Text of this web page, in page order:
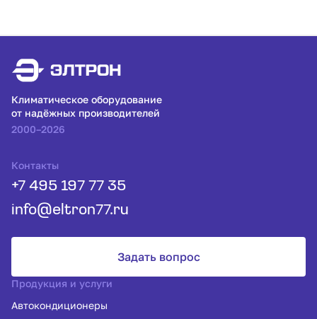
Климатическое оборудование
от надёжных производителей
2000–2026
Контакты
+7 495 197 77 35
info@eltron77.ru
Задать вопрос
Продукция и услуги
Автокондиционеры